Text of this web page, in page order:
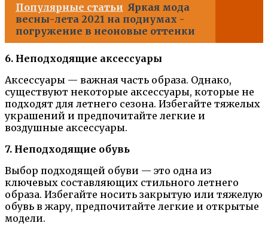
Популярные статьи Яркая мода
весны-лета 2021 на подиумах -
погружение в неоновые оттенки
6. Неподходящие аксессуары
Аксессуары — важная часть образа. Однако,
существуют некоторые аксессуары, которые не
подходят для летнего сезона. Избегайте тяжелых
украшений и предпочитайте легкие и
воздушные аксессуары.
7. Неподходящие обувь
Выбор подходящей обуви — это одна из
ключевых составляющих стильного летнего
образа. Избегайте носить закрытую или тяжелую
обувь в жару, предпочитайте легкие и открытые
модели.